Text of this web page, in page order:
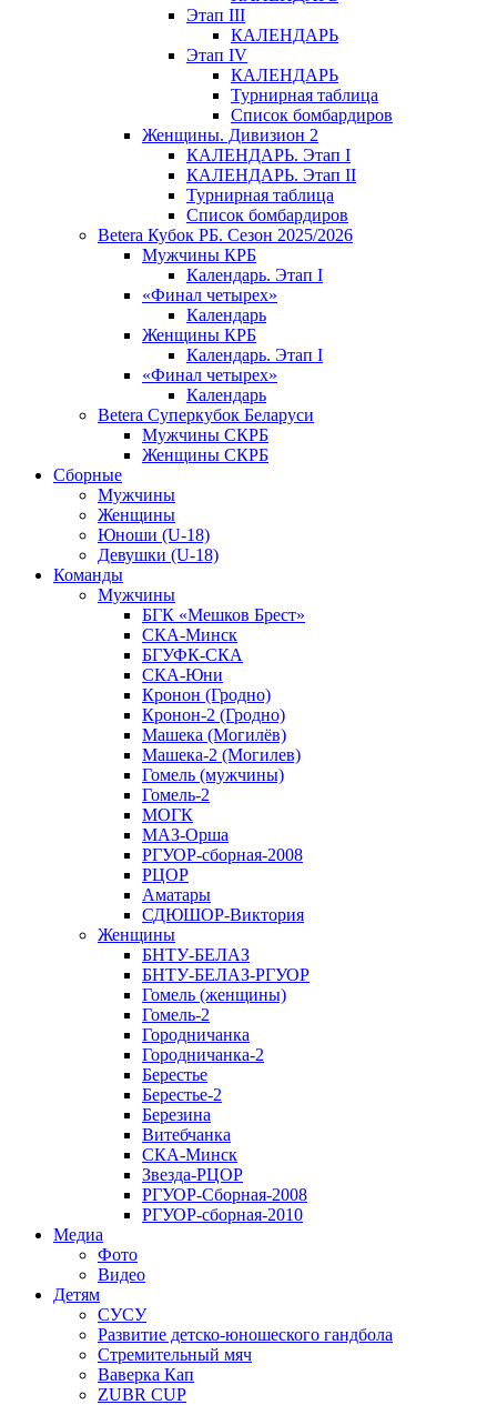
Этап III
КАЛЕНДАРЬ
Этап IV
КАЛЕНДАРЬ
Турнирная таблица
Список бомбардиров
Женщины. Дивизион 2
КАЛЕНДАРЬ. Этап I
КАЛЕНДАРЬ. Этап II
Турнирная таблица
Список бомбардиров
Betera Кубок РБ. Сезон 2025/2026
Мужчины КРБ
Календарь. Этап I
«Финал четырех»
Календарь
Женщины КРБ
Календарь. Этап I
«Финал четырех»
Календарь
Betera Суперкубок Беларуси
Мужчины СКРБ
Женщины СКРБ
Сборные
Мужчины
Женщины
Юноши (U-18)
Девушки (U-18)
Команды
Мужчины
БГК «Мешков Брест»
СКА-Минск
БГУФК-СКА
СКА-Юни
Кронон (Гродно)
Кронон-2 (Гродно)
Машека (Могилёв)
Машека-2 (Могилев)
Гомель (мужчины)
Гомель-2
МОГК
МАЗ-Орша
РГУОР-сборная-2008
РЦОР
Аматары
СДЮШОР-Виктория
Женщины
БНТУ-БЕЛАЗ
БНТУ-БЕЛАЗ-РГУОР
Гомель (женщины)
Гомель-2
Городничанка
Городничанка-2
Берестье
Берестье-2
Березина
Витебчанка
СКА-Минск
Звезда-РЦОР
РГУОР-Сборная-2008
РГУОР-сборная-2010
Медиа
Фото
Видео
Детям
СУСУ
Развитие детско-юношеского гандбола
Стремительный мяч
Ваверка Кап
ZUBR CUP